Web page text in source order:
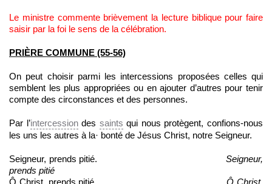
Le ministre commente brièvement la lecture biblique pour faire
saisir par la foi le sens de la célébration.
PRIÈRE COMMUNE (55-56)
On peut choisir parmi les intercessions proposées celles qui
semblent les plus appropriées ou en ajouter d’autres pour tenir
compte des circonstances et des personnes.
Par l’intercessiondes saints qui nous protègent, confions-nous
les uns les autres à la· bonté de Jésus Christ, notre Seigneur.
Seigneur, prends pitié. Seigneur,
prends pitié